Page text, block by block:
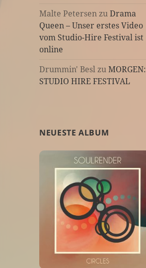
Malte PetersenzuDrama
Queen – Unser erstes Video
vom Studio-Hire Festival ist
online
Drummin' BeslzuMORGEN:
STUDIO HIRE FESTIVAL
NEUESTE ALBUM